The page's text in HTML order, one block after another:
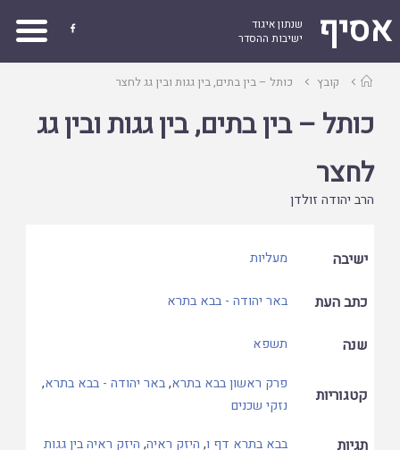
אסיף
שנתון איגוד
ישיבות ההסדר

עמודקובץ כותל – בין בתים, בין גגות ובין גג לחצר
כותל – בין בתים, בין גגות ובין גג
לחצר
הרב יהודה זולדן
ישיבה מעליות
כתב העת באר יהודה - בבא בתרא
שנה תשפא
קטגוריות
פרק ראשון בבא בתרא,באר יהודה - בבא בתרא,
נזקי שכנים
תגיות בבא בתרא דף ו, היזק ראיה, היזק ראיה בין גגות